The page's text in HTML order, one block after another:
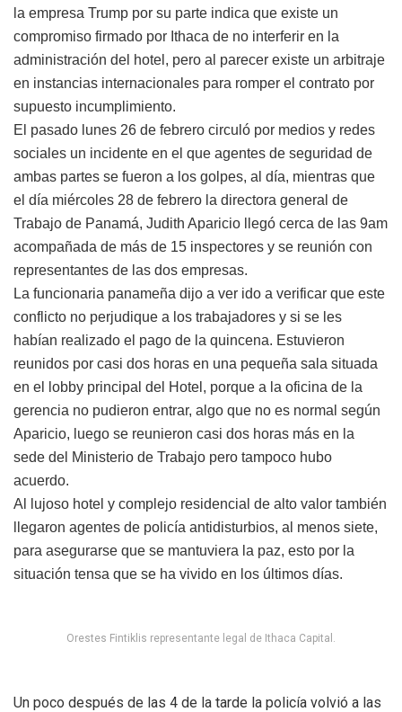
la empresa Trump por su parte indica que existe un
compromiso firmado por Ithaca de no interferir en la
administración del hotel, pero al parecer existe un arbitraje
en instancias internacionales para romper el contrato por
supuesto incumplimiento.
El pasado lunes 26 de febrero circuló por medios y redes
sociales un incidente en el que agentes de seguridad de
ambas partes se fueron a los golpes, al día, mientras que
el día miércoles 28 de febrero la directora general de
Trabajo de Panamá, Judith Aparicio llegó cerca de las 9am
acompañada de más de 15 inspectores y se reunión con
representantes de las dos empresas.
La funcionaria panameña dijo a ver ido a verificar que este
conflicto no perjudique a los trabajadores y si se les
habían realizado el pago de la quincena. Estuvieron
reunidos por casi dos horas en una pequeña sala situada
en el lobby principal del Hotel, porque a la oficina de la
gerencia no pudieron entrar, algo que no es normal según
Aparicio, luego se reunieron casi dos horas más en la
sede del Ministerio de Trabajo pero tampoco hubo
acuerdo.
Al lujoso hotel y complejo residencial de alto valor también
llegaron agentes de policía antidisturbios, al menos siete,
para asegurarse que se mantuviera la paz, esto por la
situación tensa que se ha vivido en los últimos días.
Orestes Fintiklis representante legal de Ithaca Capital.
Un poco después de las 4 de la tarde la policía volvió a las